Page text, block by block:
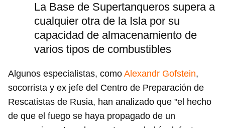
La Base de Supertanqueros supera a
cualquier otra de la Isla por su
capacidad de almacenamiento de
varios tipos de combustibles
Algunos especialistas, como Alexandr Gofstein,
socorrista y ex jefe del Centro de Preparación de
Rescatistas de Rusia, han analizado que "el hecho
de que el fuego se haya propagado de un